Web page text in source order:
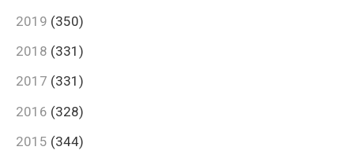
2019 (350)
2018 (331)
2017 (331)
2016 (328)
2015 (344)